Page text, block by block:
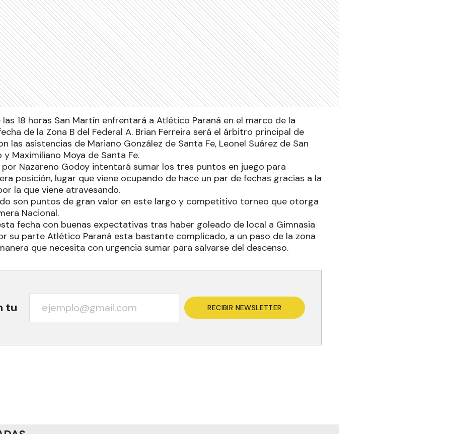
18 horas San Martín enfrentará a Atlético Paraná en el marco de la
de la Zona B del Federal A. Brian Ferreira será el árbitro principal de
las asistencias de Mariano González de Santa Fe, Leonel Suárez de San
Maximiliano Moya de Santa Fe.
Nazareno Godoy intentará sumar los tres puntos en juego para
posición, lugar que viene ocupando de hace un par de fechas gracias a la
la que viene atravesando.
son puntos de gran valor en este largo y competitivo torneo que otorga
Nacional.
fecha con buenas expectativas tras haber goleado de local a Gimnasia
su parte Atlético Paraná esta bastante complicado, a un paso de la zona
que necesita con urgencia sumar para salvarse del descenso.
tu RECIBIR NEWSLETTER